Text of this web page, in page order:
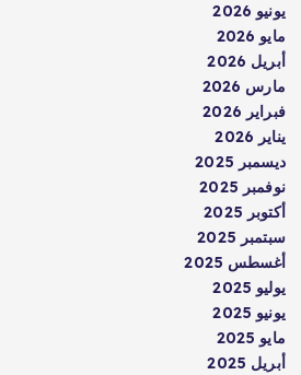
يونيو 2026
مايو 2026
أبريل 2026
مارس 2026
فبراير 2026
يناير 2026
ديسمبر 2025
نوفمبر 2025
أكتوبر 2025
سبتمبر 2025
أغسطس 2025
يوليو 2025
يونيو 2025
مايو 2025
أبريل 2025